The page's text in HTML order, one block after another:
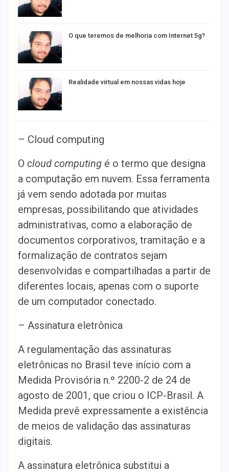
O que teremos de melhoria com Internet 5g?
Realidade virtual em nossas vidas hoje
– Cloud computing
O cloud computing é o termo que designa
a computação em nuvem. Essa ferramenta
já vem sendo adotada por muitas
empresas, possibilitando que atividades
administrativas, como a elaboração de
documentos corporativos, tramitação e a
formalização de contratos sejam
desenvolvidas e compartilhadas a partir de
diferentes locais, apenas com o suporte
de um computador conectado.
– Assinatura eletrônica
A regulamentação das assinaturas
eletrônicas no Brasil teve início com a
Medida Provisória n.º 2200-2 de 24 de
agosto de 2001, que criou o ICP-Brasil. A
Medida prevê expressamente a existência
de meios de validação das assinaturas
digitais.
A assinatura eletrônica substitui a